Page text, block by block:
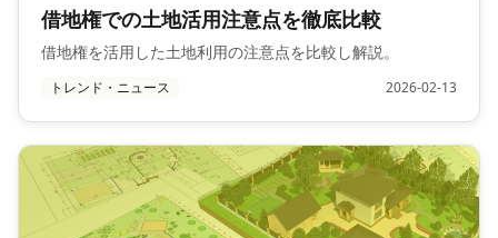
借地権での土地活用注意点を徹底比較
借地権を活用した土地利用の注意点を比較し解説。
トレンド・ニュース 2026-02-13